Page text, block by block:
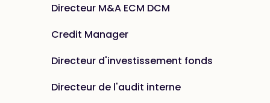
Directeur M&A ECM DCM
Credit Manager
Directeur d'investissement fonds
Directeur de l'audit interne